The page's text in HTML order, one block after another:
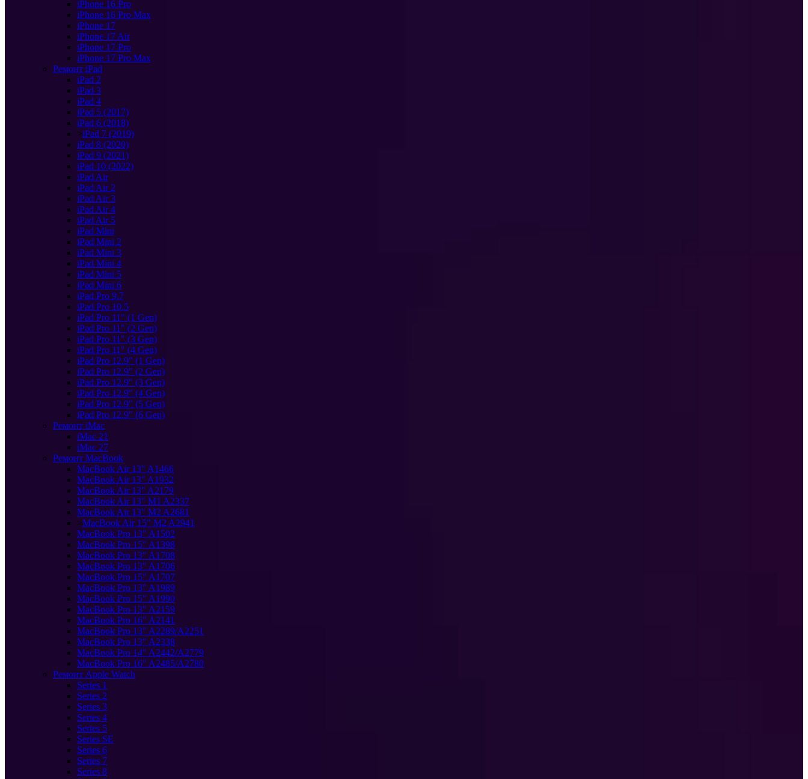
iPhone 16 Pro
iPhone 16 Pro Max
iPhone 17
iPhone 17 Air
iPhone 17 Pro
iPhone 17 Pro Max
Ремонт iPad
iPad 2
iPad 3
iPad 4
iPad 5 (2017)
iPad 6 (2018)
>iPad 7 (2019)
iPad 8 (2020)
iPad 9 (2021)
iPad 10 (2022)
iPad Air
iPad Air 2
iPad Air 3
iPad Air 4
iPad Air 5
iPad Mini
iPad Mini 2
iPad Mini 3
iPad Mini 4
iPad Mini 5
iPad Mini 6
iPad Pro 9.7
iPad Pro 10.5
iPad Pro 11" (1 Gen)
iPad Pro 11" (2 Gen)
iPad Pro 11" (3 Gen)
iPad Pro 11" (4 Gen)
iPad Pro 12.9" (1 Gen)
iPad Pro 12.9" (2 Gen)
iPad Pro 12.9" (3 Gen)
iPad Pro 12.9" (4 Gen)
iPad Pro 12.9" (5 Gen)
iPad Pro 12.9" (6 Gen)
Ремонт iMac
iMac 21
iMac 27
Ремонт MacBook
MacBook Air 13" A1466
MacBook Air 13" A1932
MacBook Air 13" A2179
MacBook Air 13" M1 A2337
MacBook Air 13" M2 A2681
>MacBook Air 15" M2 A2941
MacBook Pro 13" A1502
MacBook Pro 15" A1398
MacBook Pro 13" A1708
MacBook Pro 13" A1706
MacBook Pro 15" A1707
MacBook Pro 13" A1989
MacBook Pro 15" A1990
MacBook Pro 13" A2159
MacBook Pro 16" A2141
MacBook Pro 13" A2289/A2251
MacBook Pro 13" A2338
MacBook Pro 14" A2442/A2779
MacBook Pro 16" A2485/A2780
Ремонт Apple Watch
Series 1
Series 2
Series 3
Series 4
Series 5
Series SE
Series 6
Series 7
Series 8